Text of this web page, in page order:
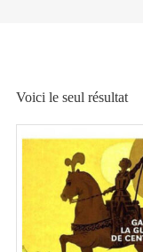
Voici le seul résultat